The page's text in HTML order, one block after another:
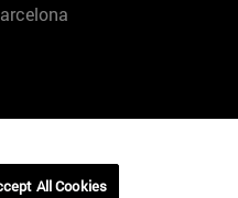
All Cookies